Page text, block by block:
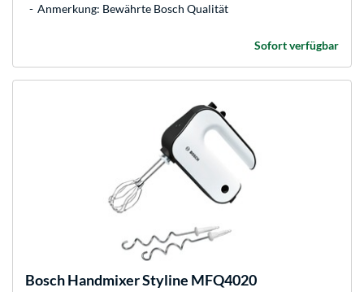
Anmerkung: Bewährte Bosch Qualität
Sofort verfügbar
BoschHandmixer Styline MFQ4020